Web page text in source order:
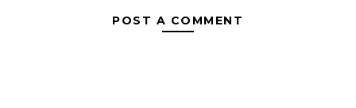
POST A COMMENT